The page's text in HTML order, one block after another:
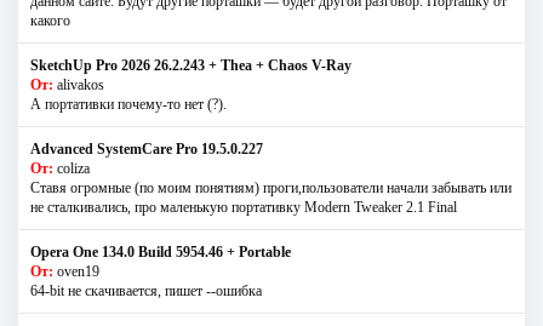
какого
SketchUp Pro 2026 26.2.243 + Thea + Chaos V-Ray
От: alivakos
А портативки почему-то нет (?).
Advanced SystemCare Pro 19.5.0.227
От: coliza
Ставя огромные (по моим понятиям) проги,пользователи начали забывать или
не сталкивались, про маленькую портативку Modern Tweaker 2.1 Final
Opera One 134.0 Build 5954.46 + Portable
От: oven19
64-bit не скачивается, пишет --ошибка